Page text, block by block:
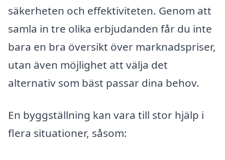
säkerheten och effektiviteten. Genom att
samla in tre olika erbjudanden får du inte
bara en bra översikt över marknadspriser,
utan även möjlighet att välja det
alternativ som bäst passar dina behov.
En byggställning kan vara till stor hjälp i
flera situationer, såsom: